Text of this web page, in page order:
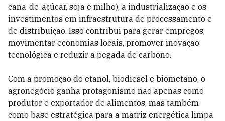
cana-de-açúcar, soja e milho), a industrialização e os
investimentos em infraestrutura de processamento e
de distribuição. Isso contribui para gerar empregos,
movimentar economias locais, promover inovação
tecnológica e reduzir a pegada de carbono.
Com a promoção do etanol, biodiesel e biometano, o
agronegócio ganha protagonismo não apenas como
produtor e exportador de alimentos, mas também
como base estratégica para a matriz energética limpa